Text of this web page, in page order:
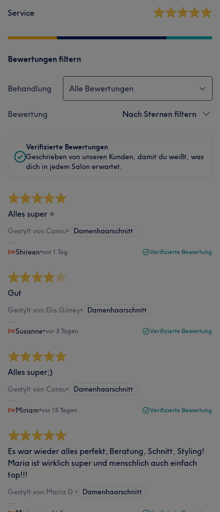
Service
Bewertungen filtern
Behandlung Alle Bewertungen
Bewertung Nach Sternen filtern
Verifizierte Bewertungen
Geschrieben von unseren Kunden, damit du weißt, was
dich in jedem Salon erwartet.
Alles super ⭐️
Gestylt von Cansu• Damenhaarschnitt
Shireen•vor 1 Tag Verifizierte Bewertung
Gut
Gestylt von Elis Güney• Damenhaarschnitt
Susanne•vor 3 Tagen Verifizierte Bewertung
Alles super;)
Gestylt von Cansu• Damenhaarschnitt
Miriam•vor 15 Tagen Verifizierte Bewertung
Es war wieder alles perfekt; Beratung, Schnitt, Styling!
Maria ist wirklich super und menschlich auch einfach
top!!!
Gestylt von Maria D.• Damenhaarschnitt